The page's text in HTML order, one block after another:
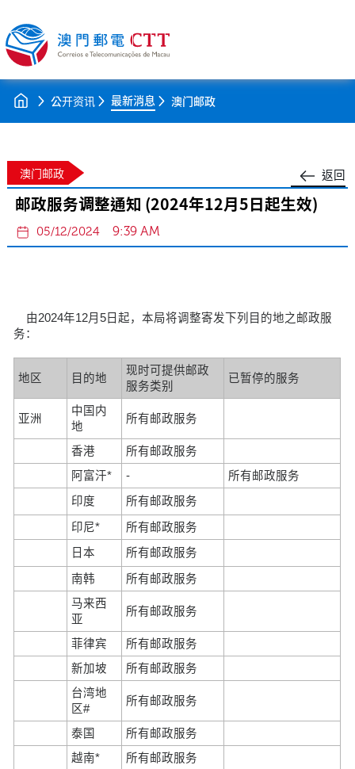
公开资讯 最新消息 澳门邮政
返回
澳门邮政
邮政服务调整通知 (2024年12月5日起生效)
05/12/2024 9:39 AM
由2024年12月5日起，本局将调整寄发下列目的地之邮政服
务：
地区 目的地
现时可提供邮政
服务类别
已暂停的服务
亚洲
中国内
地
所有邮政服务
香港
所有邮政服务
阿富汗*
-
所有邮政服务
印度
所有邮政服务
印尼*
所有邮政服务
日本
所有邮政服务
南韩
所有邮政服务
马来西
亚
所有邮政服务
菲律宾
所有邮政服务
新加坡
所有邮政服务
台湾地
区#
所有邮政服务
泰国
所有邮政服务
越南*
所有邮政服务